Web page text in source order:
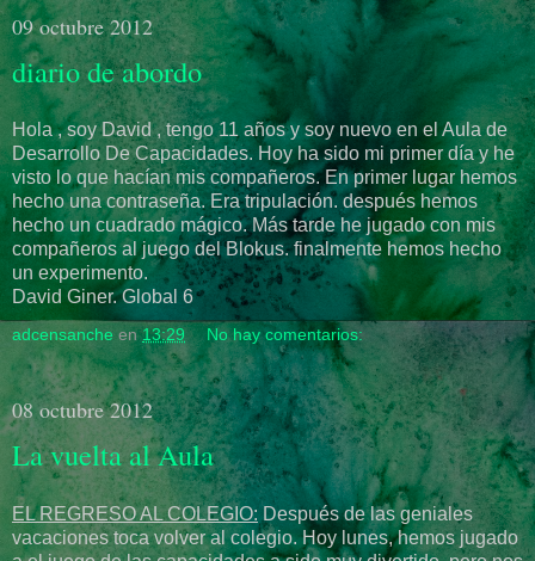
09 octubre 2012
diario de abordo
Hola , soy David , tengo 11 años y soy nuevo en el Aula de
Desarrollo De Capacidades. Hoy ha sido mi primer día y he
visto lo que hacían mis compañeros. En primer lugar hemos
hecho una contraseña. Era tripulación. después hemos
hecho un cuadrado mágico. Más tarde he jugado con mis
compañeros al juego del Blokus. finalmente hemos hecho
un experimento.
David Giner. Global 6
adcensanche en13:29 No hay comentarios:
08 octubre 2012
La vuelta al Aula
EL REGRESO AL COLEGIO: Después de las geniales
vacaciones toca volver al colegio. Hoy lunes, hemos jugado